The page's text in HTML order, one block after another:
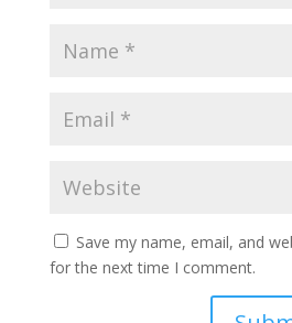
Save my name, email, and
for the next time I comment.